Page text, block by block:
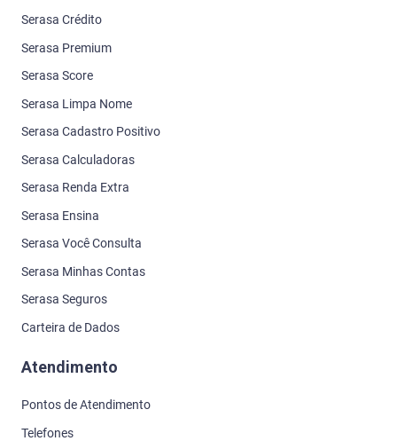
Serasa Crédito
Serasa Premium
Serasa Score
Serasa Limpa Nome
Serasa Cadastro Positivo
Serasa Calculadoras
Serasa Renda Extra
Serasa Ensina
Serasa Você Consulta
Serasa Minhas Contas
Serasa Seguros
Carteira de Dados
Atendimento
Pontos de Atendimento
Telefones